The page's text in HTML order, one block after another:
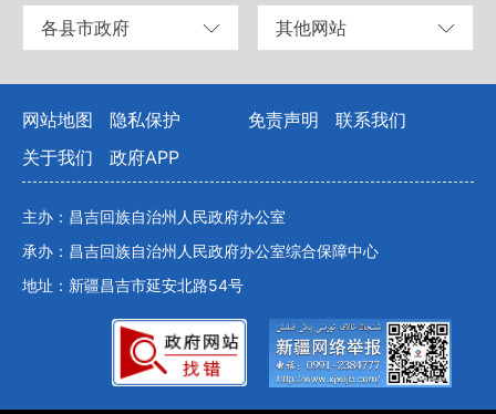
各县市政府 其他网站
网站地图 隐私保护 免责声明
联系我们
关于我们
政府APP
主办：昌吉回族自治州人民政府办公室
承办：昌吉回族自治州人民政府办公室综合保障中心
地址：新疆昌吉市延安北路54号